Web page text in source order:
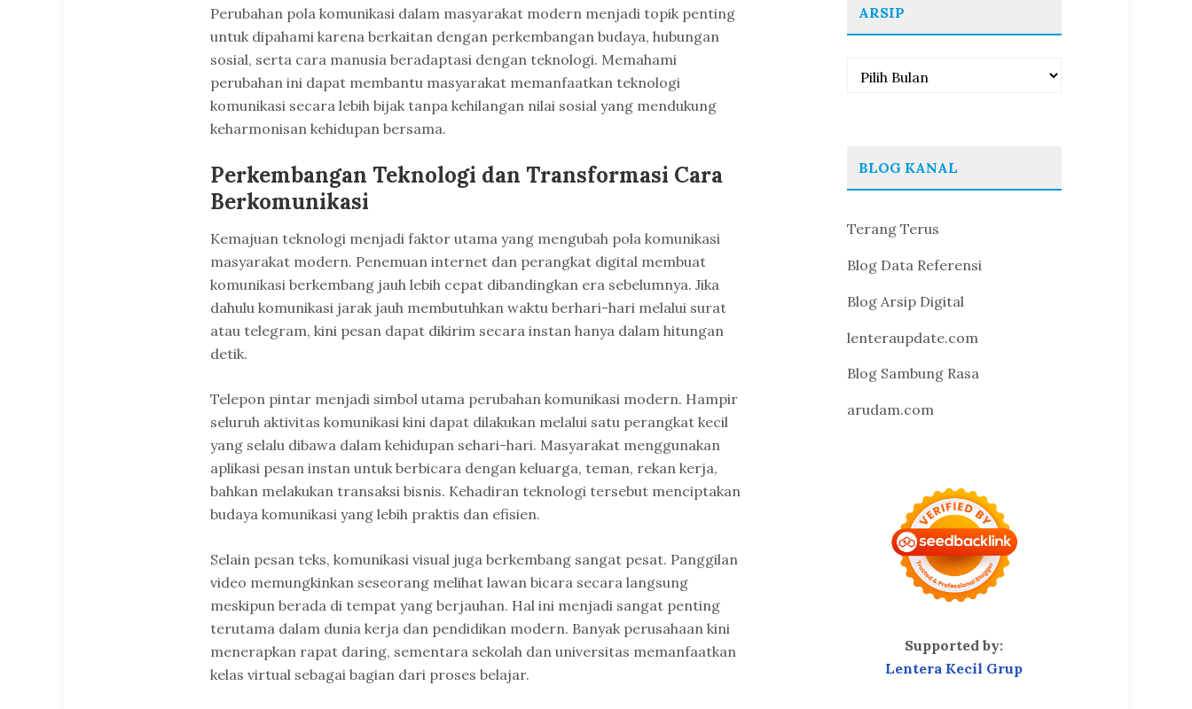
Perubahan pola komunikasi dalam masyarakat modern menjadi topik penting
untuk dipahami karena berkaitan dengan perkembangan budaya, hubungan
sosial, serta cara manusia beradaptasi dengan teknologi. Memahami
perubahan ini dapat membantu masyarakat memanfaatkan teknologi
komunikasi secara lebih bijak tanpa kehilangan nilai sosial yang mendukung
keharmonisan kehidupan bersama.
Perkembangan Teknologi dan Transformasi Cara
Berkomunikasi
Kemajuan teknologi menjadi faktor utama yang mengubah pola komunikasi
masyarakat modern. Penemuan internet dan perangkat digital membuat
komunikasi berkembang jauh lebih cepat dibandingkan era sebelumnya. Jika
dahulu komunikasi jarak jauh membutuhkan waktu berhari-hari melalui surat
atau telegram, kini pesan dapat dikirim secara instan hanya dalam hitungan
detik.
Telepon pintar menjadi simbol utama perubahan komunikasi modern. Hampir
seluruh aktivitas komunikasi kini dapat dilakukan melalui satu perangkat kecil
yang selalu dibawa dalam kehidupan sehari-hari. Masyarakat menggunakan
aplikasi pesan instan untuk berbicara dengan keluarga, teman, rekan kerja,
bahkan melakukan transaksi bisnis. Kehadiran teknologi tersebut menciptakan
budaya komunikasi yang lebih praktis dan efisien.
Selain pesan teks, komunikasi visual juga berkembang sangat pesat. Panggilan
video memungkinkan seseorang melihat lawan bicara secara langsung
meskipun berada di tempat yang berjauhan. Hal ini menjadi sangat penting
terutama dalam dunia kerja dan pendidikan modern. Banyak perusahaan kini
menerapkan rapat daring, sementara sekolah dan universitas memanfaatkan
kelas virtual sebagai bagian dari proses belajar.
ARSIP
Arsip
BLOG KANAL
Terang Terus
Blog Data Referensi
Blog Arsip Digital
lenteraupdate.com
Blog Sambung Rasa
arudam.com
Supported by:
Lentera Kecil Grup